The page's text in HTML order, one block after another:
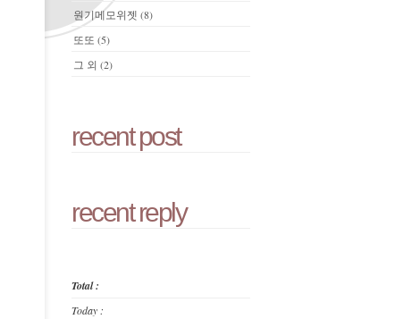
원기메모위젯 (8)
또또 (5)
그 외 (2)
recent post
recent reply
Total :
Today :